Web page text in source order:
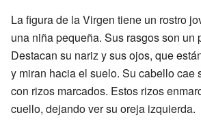
La figura de la Virgen tiene un rostro
una niña pequeña. Sus rasgos son un
Destacan su nariz y sus ojos, que
y miran hacia el suelo. Su cabello cae
con rizos marcados. Estos rizos
cuello, dejando ver su oreja izquierda.